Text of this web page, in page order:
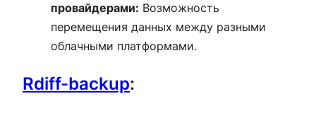
провайдерами: Возможность
перемещения данных между разными
облачными платформами.
Rdiff-backup: